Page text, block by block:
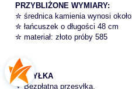
PRZYBLIŻONE WYMIARY:
✮ średnica kamienia wynosi
✮ łańcuszek o długości 48 cm
✮ materiał: złoto próby 585
WYSYŁKA
✦ Bezpłatna przesyłka.